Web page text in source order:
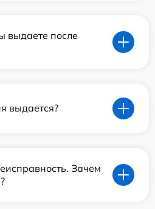
выдаете после
выдается?
Зачем